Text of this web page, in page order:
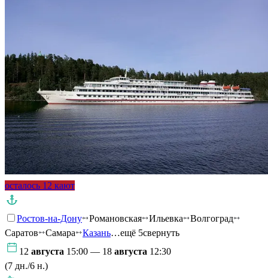
осталось 12 кают
Ростов-на-Дону Романовская Ильевка
Волгоград
Саратов
Самара Казань…ещё 5свернуть
12 августа 15:00 — 18 августа 12:30
(7 дн./6 н.)